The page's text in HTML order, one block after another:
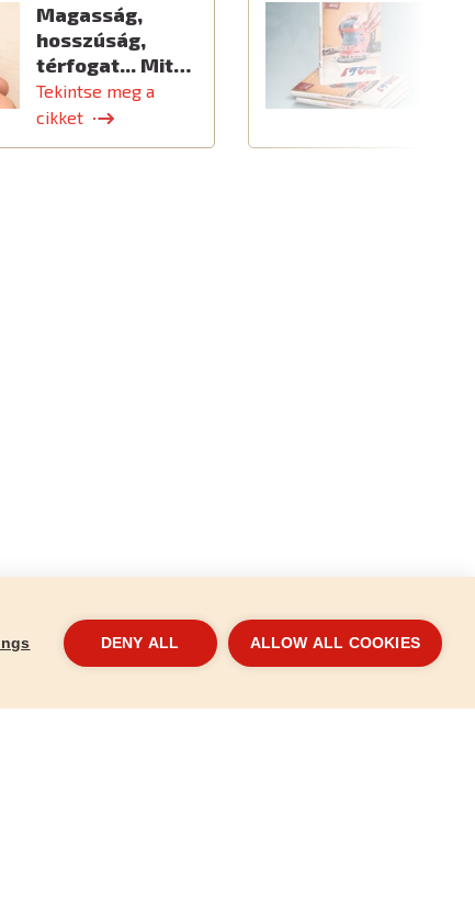
Magasság,
hosszúság,
térfogat... Mit…
Tekintse meg a
cikket
DENY ALL ALLOW ALL COOKIES